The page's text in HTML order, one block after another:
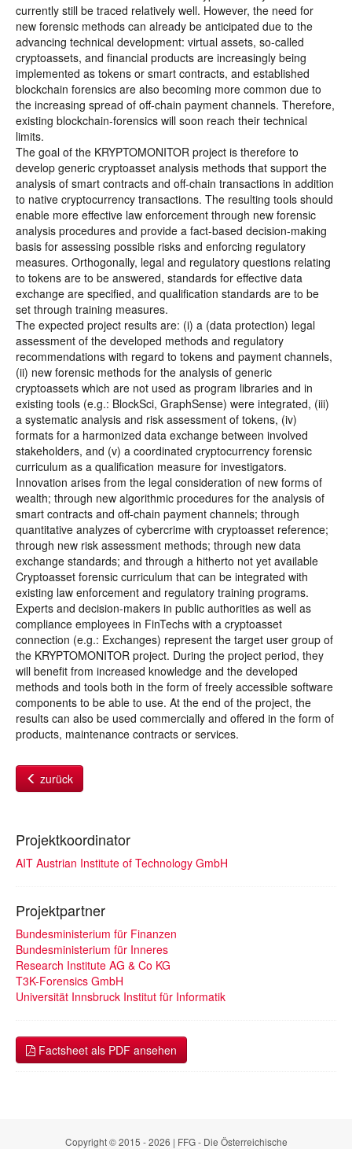
currently still be traced relatively well. However, the need for
new forensic methods can already be anticipated due to the
advancing technical development: virtual assets, so-called
cryptoassets, and financial products are increasingly being
implemented as tokens or smart contracts, and established
blockchain forensics are also becoming more common due to
the increasing spread of off-chain payment channels. Therefore,
existing blockchain-forensics will soon reach their technical
limits.
The goal of the KRYPTOMONITOR project is therefore to
develop generic cryptoasset analysis methods that support the
analysis of smart contracts and off-chain transactions in addition
to native cryptocurrency transactions. The resulting tools should
enable more effective law enforcement through new forensic
analysis procedures and provide a fact-based decision-making
basis for assessing possible risks and enforcing regulatory
measures. Orthogonally, legal and regulatory questions relating
to tokens are to be answered, standards for effective data
exchange are specified, and qualification standards are to be
set through training measures.
The expected project results are: (i) a (data protection) legal
assessment of the developed methods and regulatory
recommendations with regard to tokens and payment channels,
(ii) new forensic methods for the analysis of generic
cryptoassets which are not used as program libraries and in
existing tools (e.g.: BlockSci, GraphSense) were integrated, (iii)
a systematic analysis and risk assessment of tokens, (iv)
formats for a harmonized data exchange between involved
stakeholders, and (v) a coordinated cryptocurrency forensic
curriculum as a qualification measure for investigators.
Innovation arises from the legal consideration of new forms of
wealth; through new algorithmic procedures for the analysis of
smart contracts and off-chain payment channels; through
quantitative analyzes of cybercrime with cryptoasset reference;
through new risk assessment methods; through new data
exchange standards; and through a hitherto not yet available
Cryptoasset forensic curriculum that can be integrated with
existing law enforcement and regulatory training programs.
Experts and decision-makers in public authorities as well as
compliance employees in FinTechs with a cryptoasset
connection (e.g.: Exchanges) represent the target user group of
the KRYPTOMONITOR project. During the project period, they
will benefit from increased knowledge and the developed
methods and tools both in the form of freely accessible software
components to be able to use. At the end of the project, the
results can also be used commercially and offered in the form of
products, maintenance contracts or services.
zurück
Projektkoordinator
AIT Austrian Institute of Technology GmbH
Projektpartner
Bundesministerium für Finanzen
Bundesministerium für Inneres
Research Institute AG & Co KG
T3K-Forensics GmbH
Universität Innsbruck Institut für Informatik
Factsheet als PDF ansehen
Copyright © 2015 - 2026 | FFG - Die Österreichische